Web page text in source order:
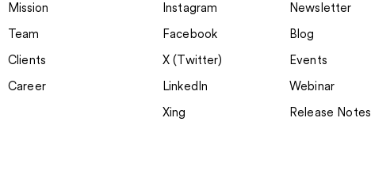
Mission
Team
Clients
Career
Instagram
Facebook
X (Twitter)
LinkedIn
Xing
Newsletter
Blog
Events
Webinar
Release Notes